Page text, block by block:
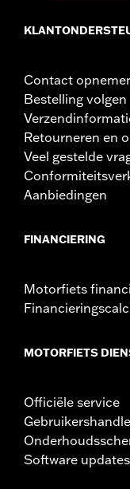
Contact
Bestelling volgen
Retourneren en
Veel gestelde
Aanbiedingen
FINANCIERING
Motorfiets
MOTORFIETS
Officiële service
Software updates